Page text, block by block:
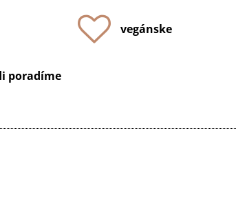
vegánske
poradíme